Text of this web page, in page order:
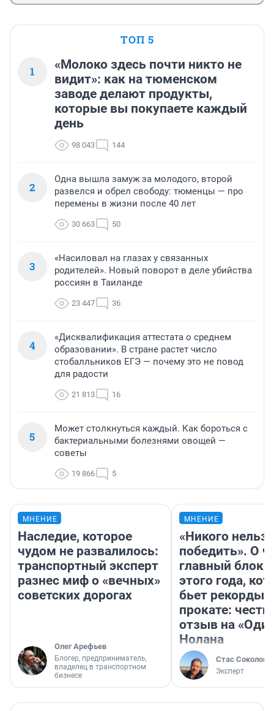
ТОП 5
1
«Молоко здесь почти никто не
видит»: как на тюменском
заводе делают продукты,
которые вы покупаете каждый
день
98 043 144
2
Одна вышла замуж за молодого, второй
развелся и обрел свободу: тюменцы — про
перемены в жизни после 40 лет
30 663 50
3
«Насиловал на глазах у связанных
родителей». Новый поворот в деле убийства
россиян в Таиланде
23 447 36
4
«Дисквалификация аттестата о среднем
образовании». В стране растет число
стобалльников ЕГЭ — почему это не повод
для радости
21 813 16
5
Может столкнуться каждый. Как бороться с
бактериальными болезнями овощей —
советы
19 866 5
МНЕНИЕ
Наследие, которое
чудом не развалилось:
транспортный эксперт
разнес миф о «вечных»
советских дорогах
Олег Арефьев
Блогер, предприниматель,
владелец в транспортном
бизнесе
МНЕНИЕ
«Никого нельзя
победить». О
главный
этого года,
бьет рекорды в
прокате:
отзыв на
Нолана
Стас Соколов
Эксперт